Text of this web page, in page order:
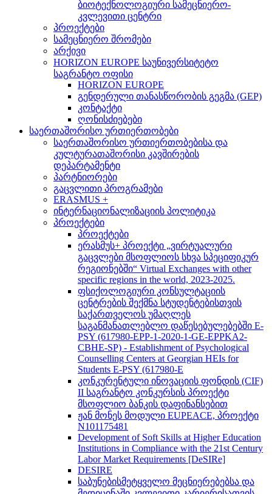
ბიოტექნოლოგიური სამეცნიერო-
კვლევითი ცენტრი
პროექტები
სამეცნიერო შრომები
არქივი
HORIZON EUROPE საუნივერსიტეტო
საგრანტო ოფისი
HORIZON EUROPE
გენდერული თანასწორობის გეგმა (GEP)
კონტაქტი
ღონისძიებები
საერთაშორისო ურთიერთობები
საერთაშორისო ურთიერთობებისა და
კულტურათაშორისი კავშირების
დეპარტამენტი
პარტნიორები
გაცვლითი პროგრამები
ERASMUS +
ინტერნაციონალიზაციის პოლიტიკა
პროექტები
პროექტები
ერასმუს+ პროექტი „ვირტუალური
გაცვლები მსოფლიოს სხვა სპეციფიკურ
რეგიონებში“ Virtual Exchanges with other
specific regions in the world, 2023-2025.
ფსიქოლოგიური კონსულტაციის
ცენტრების შექმნა სტუდენტებისთვის
საქართველოს უმაღლეს
საგანმანათლებლო დაწესებულებებში E-
PSY (617980-EPP-1-2020-1-GE-EPPKA2-
CBHE-SP) - Establishment of Psychological
Counselling Centers at Georgian HEIs for
Students E-PSY (617980-E
კონკურენტული ინოვაციის ფონდის (CIF)
II საგრანტო კონკურსის პროექტი
მსოფლიო ბანკის დაფინანსებით
ჟან მონეს მოდული EUPEACE, პროექტი
N101175481
Development of Soft Skills at Higher Education
Institutions in Compliance with the 21st Century
Labor Market Requirements [DeSIRe]
DESIRE
საბუნებისმეტყველო მეცნიერებებსა და